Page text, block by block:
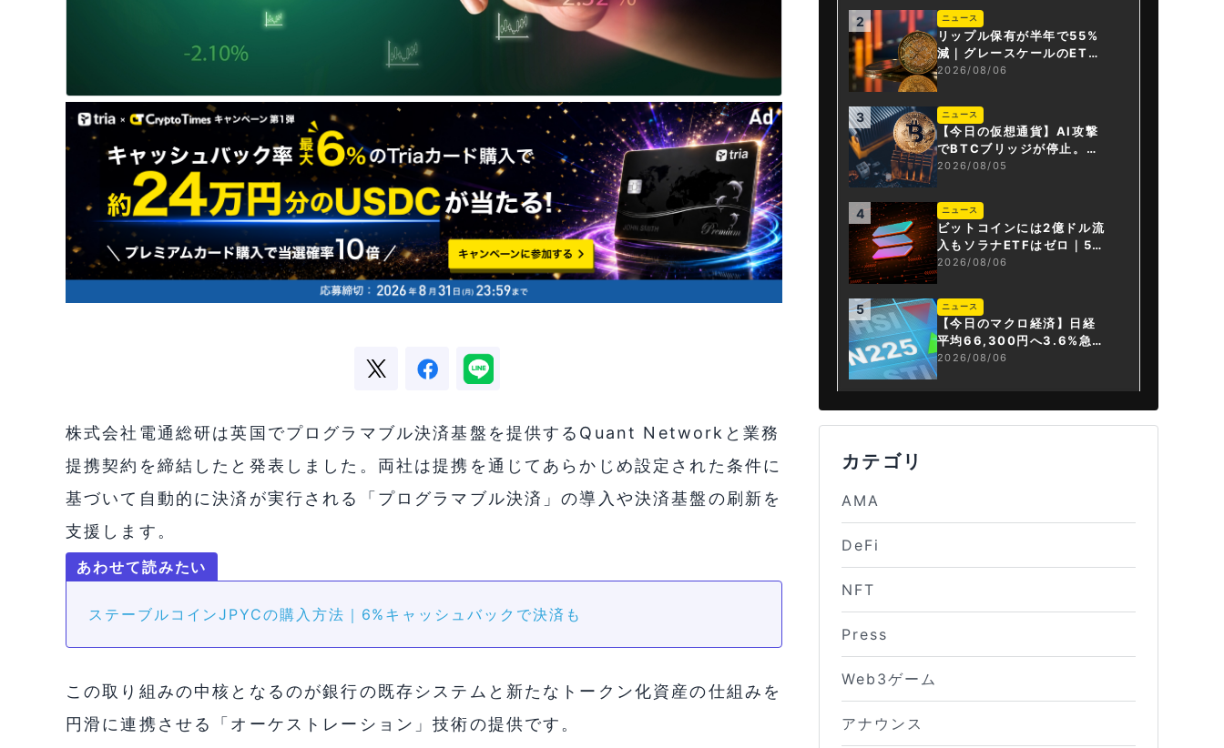
株式会社電通総研は英国でプログラマブル決済基盤を提供するQuant Networkと業務
提携契約を締結したと発表しました。両社は提携を通じてあらかじめ設定された条件に
基づいて自動的に決済が実行される「プログラマブル決済」の導入や決済基盤の刷新を
支援します。
ステーブルコインJPYCの購入方法｜6%キャッシュバックで決済も
この取り組みの中核となるのが銀行の既存システムと新たなトークン化資産の仕組みを
円滑に連携させる「オーケストレーション」技術の提供です。
2 ニュース
リップル保有が半年で55%
減｜グレースケールのET
F、純資産1.6億ドル減
2026/08/06
3 ニュース
【今日の仮想通貨】AI攻撃
でBTCブリッジが停止。金
融庁が「暗号資産・ステー
2026/08/05
4 ニュース
ビットコインには2億ドル流
入もソラナETFはゼロ｜5営
業日連続で停止
2026/08/06
5 ニュース
【今日のマクロ経済】日経
平均66,300円へ3.6%急騰
もAI投資回収懸念が再燃
2026/08/06
カテゴリ
AMA
DeFi
NFT
Press
Web3ゲーム
アナウンス